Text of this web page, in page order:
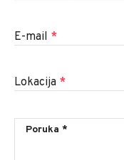
E-mail *
Lokacija *